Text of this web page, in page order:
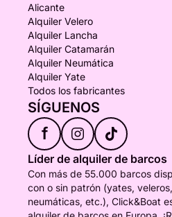
Alicante
Alquiler Velero
Alquiler Lancha
Alquiler Catamarán
Alquiler Neumática
Alquiler Yate
Todos los fabricantes
SÍGUENOS
f
Líder de alquiler de barcos
Con más de 55.000 barcos
con o sin patrón (yates,
neumáticas, etc.), Click&Boat